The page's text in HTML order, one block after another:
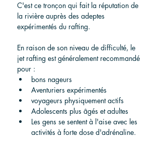
C'est ce tronçon qui fait la réputation de
la rivière auprès des adeptes
expérimentés du rafting.
En raison de son niveau de difficulté, le
jet rafting est généralement recommandé
pour :
bons nageurs
Aventuriers expérimentés
voyageurs physiquement actifs
Adolescents plus âgés et adultes
Les gens se sentent à l'aise avec les
activités à forte dose d'adrénaline.